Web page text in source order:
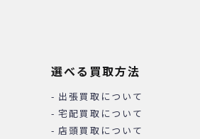
選べる買取方法
出張買取について
宅配買取について
店頭買取について